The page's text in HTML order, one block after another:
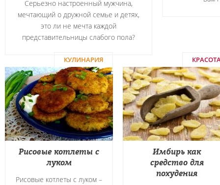
Серьезно настроенный мужчина,
мечтающий о дружной семье и детях,
это ли не мечта каждой
представительницы слабого пола?
КУЛИНАРИЯ
Рисовые котлеты с
луком
Рисовые котлеты с луком –
Имбирь как
средство для
похудения